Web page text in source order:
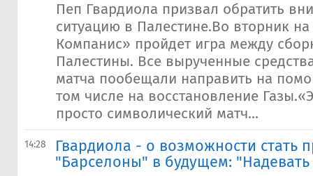
Пеп Гвардиола призвал обратить
ситуацию в Палестине.Во вторник
Компанис» пройдет игра между
Палестины. Все вырученные
матча пообещали направить на
том числе на восстановление
просто символический матч...
14:28
Гвардиола - о возможности стать
"Барселоны" в будущем: "Надевать